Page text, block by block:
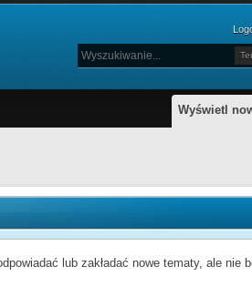
Wyświetl
lub zakładać nowe tematy, ale nie